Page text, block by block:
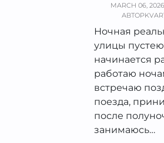
MARCH 06, 2026
АВТОР
Ночная
улицы
начинается
работаю
встречаю
поезда,
после
занимаюсь…